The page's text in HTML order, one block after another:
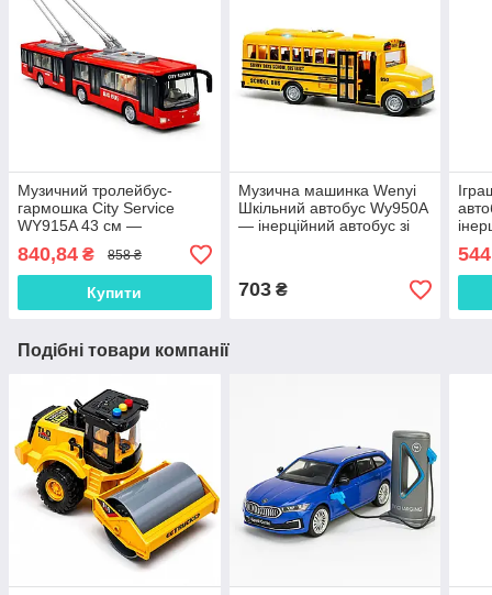
Музичний тролейбус-
гармошка City Service
WY915A 43 см —
інерційний, світло та звук,
відкривні двері, червоний
840,84 ₴ 858 ₴
Купити
Музична машинка Wenyi
Шкільний автобус Wy950A
— інерційний автобус зі
703₴
Подібні товари компанії